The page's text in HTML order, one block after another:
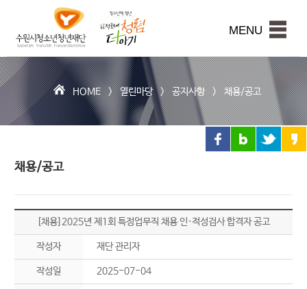
본문내용 바로가기
시
청
소
년
청
년
재
단
MENU
HOME >열린마당>공지사항>채용/공고
채용/공고
[채용]2025년 제1회 특정업무직 채용 인·적성검사 합격자 공고
작성자 재단 관리자
작성일 2025-07-04